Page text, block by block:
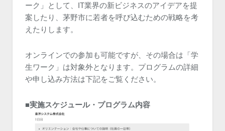
ーク」として、IT業界の新ビジネスのアイデアを提
案したり、茅野市に若者を呼び込むための戦略を考
えたりします。
オンラインでの参加も可能ですが、その場合は「学
生ワーク」は対象外となります。プログラムの詳細
や申し込み方法は下記をご覧ください。
■実施スケジュール・プログラム内容